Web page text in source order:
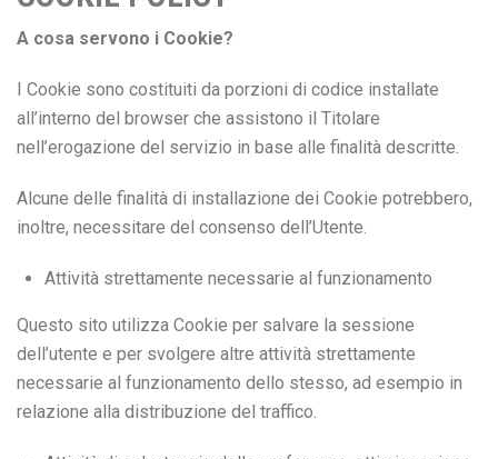
A cosa servono i Cookie?
I Cookie sono costituiti da porzioni di codice installate
all’interno del browser che assistono il Titolare
nell’erogazione del servizio in base alle finalità descritte.
Alcune delle finalità di installazione dei Cookie potrebbero,
inoltre, necessitare del consenso dell’Utente.
Attività strettamente necessarie al funzionamento
Questo sito utilizza Cookie per salvare la sessione
dell’utente e per svolgere altre attività strettamente
necessarie al funzionamento dello stesso, ad esempio in
relazione alla distribuzione del traffico.